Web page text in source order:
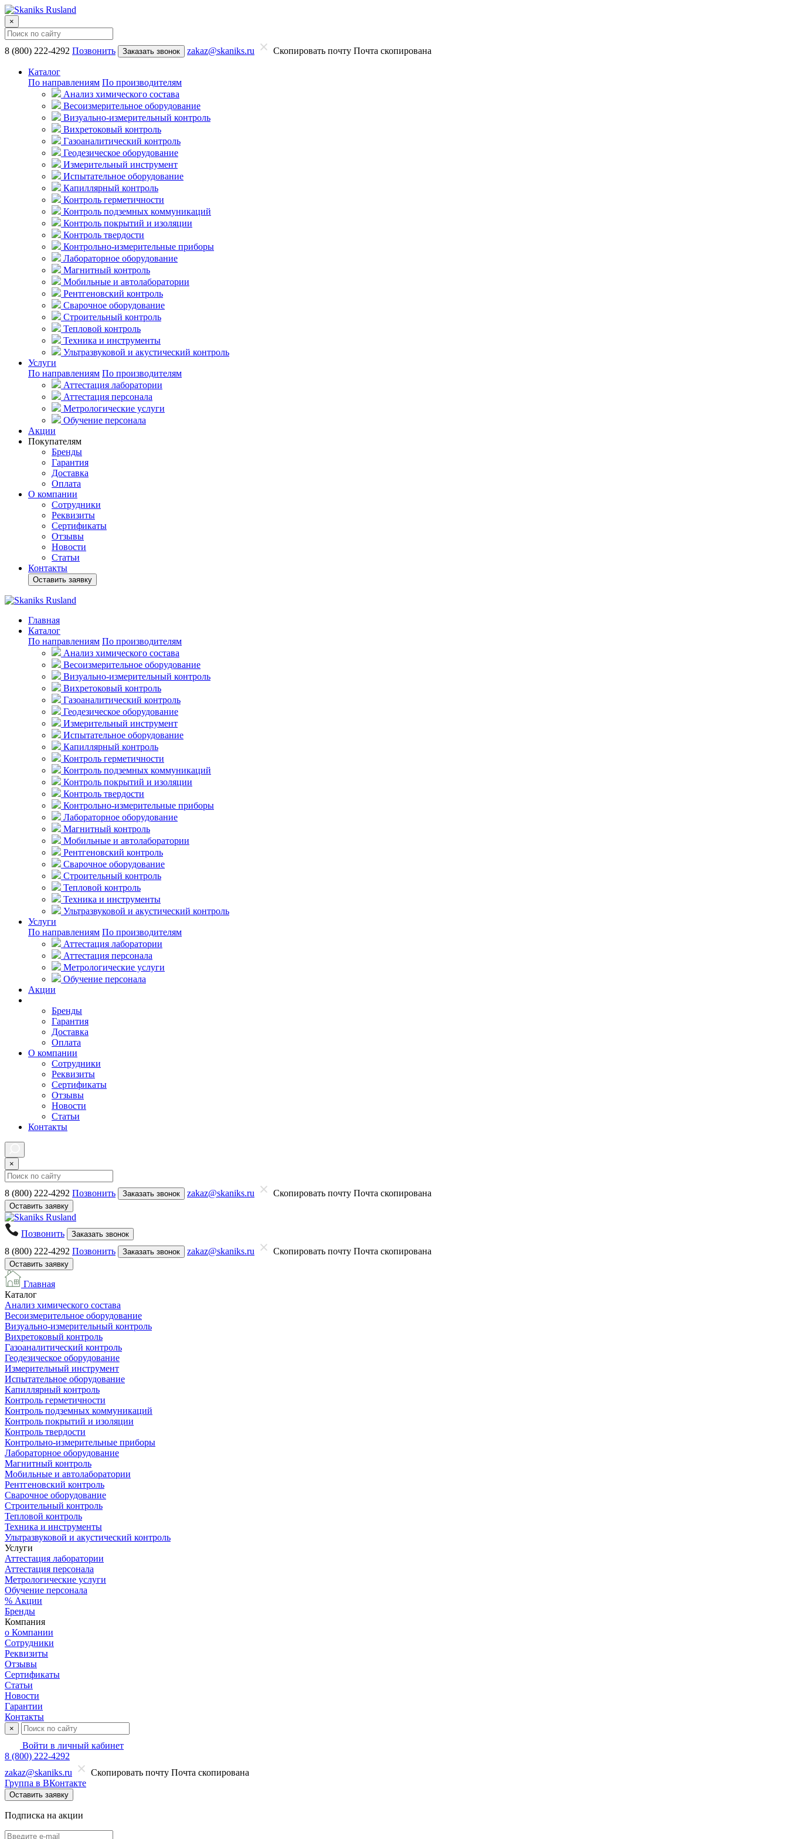
×
8 (800) 222-4292 Позвонить Заказать звонок zakaz@skaniks.ru Скопировать почту Почта скопирована
Каталог
По направлениям По производителям
Анализ химического состава
Весоизмерительное оборудование
Визуально-измерительный контроль
Вихретоковый контроль
Газоаналитический контроль
Геодезическое оборудование
Измерительный инструмент
Испытательное оборудование
Капиллярный контроль
Контроль герметичности
Контроль подземных коммуникаций
Контроль покрытий и изоляции
Контроль твердости
Контрольно-измерительные приборы
Лабораторное оборудование
Магнитный контроль
Мобильные и автолаборатории
Рентгеновский контроль
Сварочное оборудование
Строительный контроль
Тепловой контроль
Техника и инструменты
Ультразвуковой и акустический контроль
Услуги
По направлениям По производителям
Аттестация лаборатории
Аттестация персонала
Метрологические услуги
Обучение персонала
Акции
Покупателям
Бренды
Гарантия
Доставка
Оплата
О компании
Сотрудники
Реквизиты
Сертификаты
Отзывы
Новости
Статьи
Контакты
Оставить заявку
Главная
Каталог
По направлениям По производителям
Анализ химического состава
Весоизмерительное оборудование
Визуально-измерительный контроль
Вихретоковый контроль
Газоаналитический контроль
Геодезическое оборудование
Измерительный инструмент
Испытательное оборудование
Капиллярный контроль
Контроль герметичности
Контроль подземных коммуникаций
Контроль покрытий и изоляции
Контроль твердости
Контрольно-измерительные приборы
Лабораторное оборудование
Магнитный контроль
Мобильные и автолаборатории
Рентгеновский контроль
Сварочное оборудование
Строительный контроль
Тепловой контроль
Техника и инструменты
Ультразвуковой и акустический контроль
Услуги
По направлениям По производителям
Аттестация лаборатории
Аттестация персонала
Метрологические услуги
Обучение персонала
Акции
Бренды
Гарантия
Доставка
Оплата
О компании
Сотрудники
Реквизиты
Сертификаты
Отзывы
Новости
Статьи
Контакты
×
8 (800) 222-4292 Позвонить Заказать звонок zakaz@skaniks.ru Скопировать почту Почта скопирована
Оставить заявку
Позвонить Заказать звонок
8 (800) 222-4292 Позвонить Заказать звонок zakaz@skaniks.ru Скопировать почту Почта скопирована
Оставить заявку
Главная
Каталог
Анализ химического состава
Весоизмерительное оборудование
Визуально-измерительный контроль
Вихретоковый контроль
Газоаналитический контроль
Геодезическое оборудование
Измерительный инструмент
Испытательное оборудование
Капиллярный контроль
Контроль герметичности
Контроль подземных коммуникаций
Контроль покрытий и изоляции
Контроль твердости
Контрольно-измерительные приборы
Лабораторное оборудование
Магнитный контроль
Мобильные и автолаборатории
Рентгеновский контроль
Сварочное оборудование
Строительный контроль
Тепловой контроль
Техника и инструменты
Ультразвуковой и акустический контроль
Услуги
Аттестация лаборатории
Аттестация персонала
Метрологические услуги
Обучение персонала
% Акции
Бренды
Компания
о Компании
Сотрудники
Реквизиты
Отзывы
Сертификаты
Статьи
Новости
Гарантии
Контакты
×
Войти в личный кабинет
8 (800) 222-4292
zakaz@skaniks.ru
Скопировать почту Почта скопирована
Группа в ВКонтакте
Оставить заявку
Подписка на акции